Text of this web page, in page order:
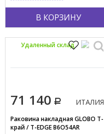
В КОРЗИНУ
71 140 ИТАЛИЯ
Раковина накладная GLOBO Т-
край / T-EDGE B6O54AR
Удаленный склад